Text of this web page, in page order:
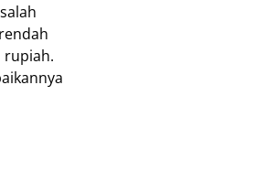
rupiah.